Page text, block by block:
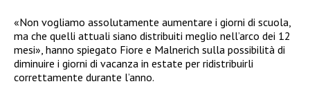
«Non vogliamo assolutamente aumentare i giorni di scuola,
ma che quelli attuali siano distribuiti meglio nell’arco dei 12
mesi», hanno spiegato Fiore e Malnerich sulla possibilità di
diminuire i giorni di vacanza in estate per ridistribuirli
correttamente durante l’anno.